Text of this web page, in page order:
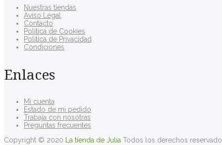
Nuestras tiendas
Aviso Legal
Contacto
Política de Cookies
Política de Privacidad
Condiciones
Enlaces
Mi cuenta
Estado de mi pedido
Trabaja con nosotras
Preguntas frecuentes
Copyright © 2020 La tienda de Julia Todos los derechos